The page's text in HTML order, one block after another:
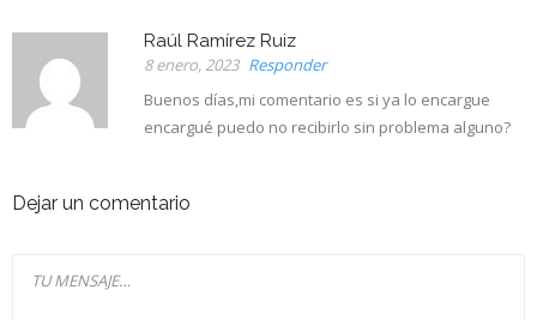
Raúl Ramírez Ruiz
8 enero, 2023 Responder
Buenos días,mi comentario es si ya lo encargue
encargué puedo no recibirlo sin problema alguno?
Dejar un comentario